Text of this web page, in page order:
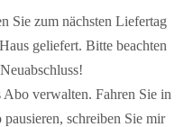
Sie zum nächsten Liefertag
geliefert. Bitte beachten
verwalten. Fahren Sie in
schreiben Sie mir